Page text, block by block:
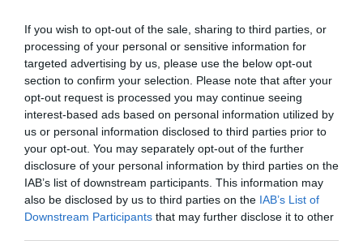
If you wish to opt-out of the sale, sharing to third parties, or
processing of your personal or sensitive information for
targeted advertising by us, please use the below opt-out
section to confirm your selection. Please note that after your
opt-out request is processed you may continue seeing
interest-based ads based on personal information utilized by
us or personal information disclosed to third parties prior to
your opt-out. You may separately opt-out of the further
disclosure of your personal information by third parties on the
IAB’s list of downstream participants. This information may
also be disclosed by us to third parties on the IAB’s List of
Downstream Participants that may further disclose it to other
Ez a Nivea tusfürdő kifejezetten az érzékeny fejbőr
és test gyengéd tisztítására készült. 3 az 1-ben
tulajdonsága haj-, test- és arctisztításra alkalmas.
Bambusz kivonatot és hidratáló komplexumot
tartalmaz, amely megakadályozza a bőr kiszáradását.
4. Hugo Boss Bottled Infinite
A fás aromás kompozíció az első akkordoktól kezdve
elragadó hatást nyújt. Az illat középpontjában a friss